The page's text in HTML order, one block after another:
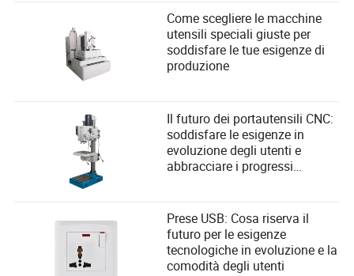
Come scegliere le macchine
utensili speciali giuste per
soddisfare le tue esigenze di
produzione
Il futuro dei portautensili CNC:
soddisfare le esigenze in
evoluzione degli utenti e
abbracciare i progressi
Prese USB: Cosa riserva il
futuro per le esigenze
tecnologiche in evoluzione e la
comodità degli utenti